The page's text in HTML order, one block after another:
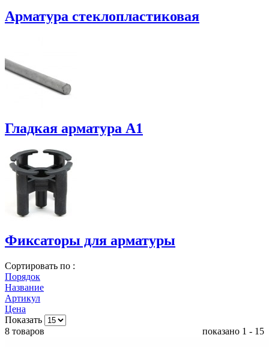
Арматура стеклопластиковая
Гладкая арматура А1
Фиксаторы для арматуры
Сортировать по :
Порядок
Название
Артикул
Цена
Показать
8 товаров
показано 1 - 15